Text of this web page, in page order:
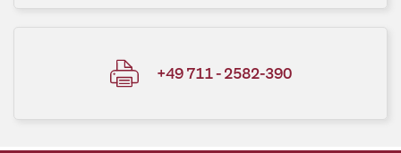
+49 711 - 2582-390